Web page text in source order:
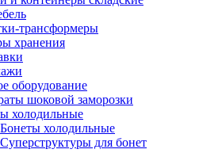
трансформеры
хранения
оборудование
шоковой заморозки
холодильные
Бонеты холодильные
Суперструктуры для бонет